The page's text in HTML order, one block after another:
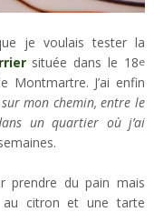
je voulais tester la
située dans le 18e
Montmartre. J’ai enfin
mon chemin, entre le
un quartier où j’ai
prendre du pain mais
au citron et une tarte